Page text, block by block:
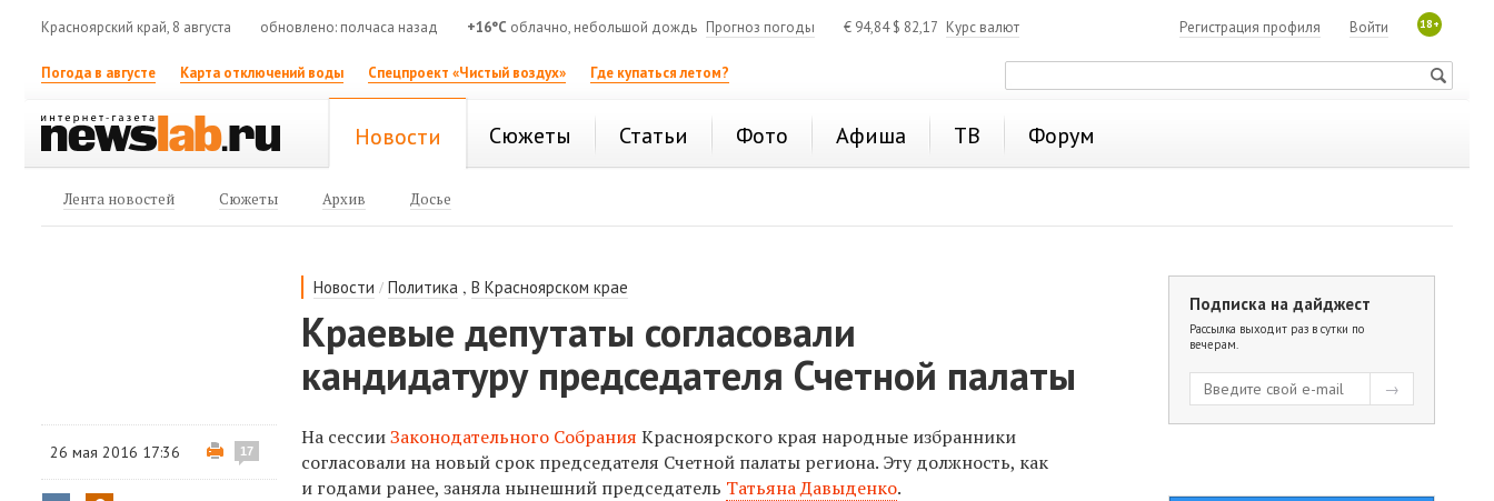
Красноярский край, 8 августа обновлено: полчаса назад +16°C облачно, небольшой дождь Прогноз погоды € 94,84$ 82,17 Курс валют 18+
Войти
Регистрация профиля
Погода в августе Карта отключений воды Спецпроект «Чистый воздух» Где купаться летом?
Новости Сюжеты Статьи Фото Афиша ТВ Форум
Лента новостей Сюжеты Архив Досье
Новости /Политика ,В Красноярском крае
Краевые депутаты согласовали
кандидатуру председателя Счетной палаты
26 мая 2016 17:36 17
На сессииЗаконодательного Собрания Красноярского края народные избранники
согласовали на новый срок председателя Счетной палаты региона. Эту должность, как
и годами ранее, заняла нынешний председатель Татьяна Давыденко.
Подписка на дайджест
Рассылка выходит раз в сутки по
вечерам.